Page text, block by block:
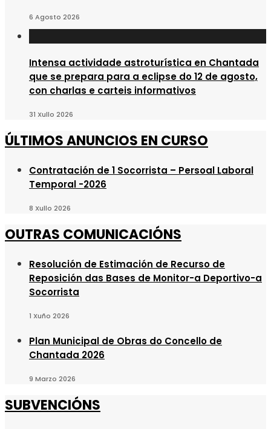
6 Agosto 2026
Intensa actividade astroturística en Chantada
que se prepara para a eclipse do 12 de agosto,
con charlas e carteis informativos
31 Xullo 2026
ÚLTIMOS ANUNCIOS EN CURSO
Contratación de 1 Socorrista – Persoal Laboral
Temporal -2026
8 Xullo 2026
OUTRAS COMUNICACIÓNS
Resolución de Estimación de Recurso de
Reposición das Bases de Monitor-a Deportivo-a
Socorrista
1 Xuño 2026
Plan Municipal de Obras do Concello de
Chantada 2026
9 Marzo 2026
SUBVENCIÓNS